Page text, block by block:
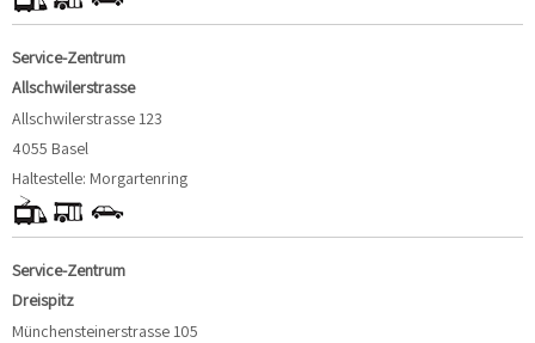
Service-Zentrum
Allschwilerstrasse
Allschwilerstrasse 123
4055 Basel
Haltestelle: Morgartenring
Service-Zentrum
Dreispitz
Münchensteinerstrasse 105